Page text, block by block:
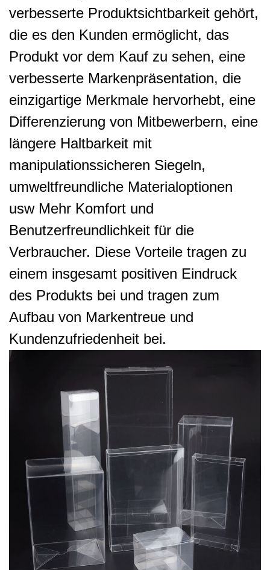
verbesserte Produktsichtbarkeit gehört,
die es den Kunden ermöglicht, das
Produkt vor dem Kauf zu sehen, eine
verbesserte Markenpräsentation, die
einzigartige Merkmale hervorhebt, eine
Differenzierung von Mitbewerbern, eine
längere Haltbarkeit mit
manipulationssicheren Siegeln,
umweltfreundliche Materialoptionen
usw Mehr Komfort und
Benutzerfreundlichkeit für die
Verbraucher. Diese Vorteile tragen zu
einem insgesamt positiven Eindruck
des Produkts bei und tragen zum
Aufbau von Markentreue und
Kundenzufriedenheit bei.